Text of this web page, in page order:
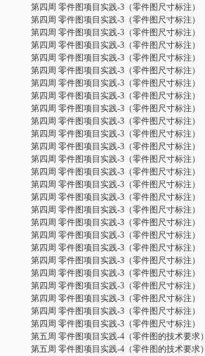
第四周 零件图项目实践-3（零件图尺寸标注）
第四周 零件图项目实践-3（零件图尺寸标注）
第四周 零件图项目实践-3（零件图尺寸标注）
第四周 零件图项目实践-3（零件图尺寸标注）
第四周 零件图项目实践-3（零件图尺寸标注）
第四周 零件图项目实践-3（零件图尺寸标注）
第四周 零件图项目实践-3（零件图尺寸标注）
第四周 零件图项目实践-3（零件图尺寸标注）
第四周 零件图项目实践-3（零件图尺寸标注）
第四周 零件图项目实践-3（零件图尺寸标注）
第四周 零件图项目实践-3（零件图尺寸标注）
第四周 零件图项目实践-3（零件图尺寸标注）
第四周 零件图项目实践-3（零件图尺寸标注）
第四周 零件图项目实践-3（零件图尺寸标注）
第四周 零件图项目实践-3（零件图尺寸标注）
第四周 零件图项目实践-3（零件图尺寸标注）
第四周 零件图项目实践-3（零件图尺寸标注）
第四周 零件图项目实践-3（零件图尺寸标注）
第四周 零件图项目实践-3（零件图尺寸标注）
第四周 零件图项目实践-3（零件图尺寸标注）
第四周 零件图项目实践-3（零件图尺寸标注）
第四周 零件图项目实践-3（零件图尺寸标注）
第四周 零件图项目实践-3（零件图尺寸标注）
第四周 零件图项目实践-3（零件图尺寸标注）
第四周 零件图项目实践-3（零件图尺寸标注）
第四周 零件图项目实践-3（零件图尺寸标注）
第五周 零件图项目实践-4（零件图的技术要求
第五周 零件图项目实践-4（零件图的技术要求